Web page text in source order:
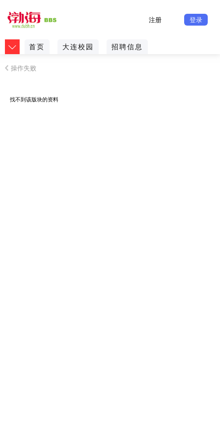
注册 登录
首页 大连校园 招聘信息
操作失败
找不到该版块的资料